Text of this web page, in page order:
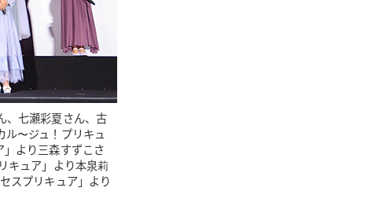
、七瀬彩夏さん、古
〜ジュ！プリキュ
より三森すずこさ
キュア」より本泉莉
スプリキュア」より